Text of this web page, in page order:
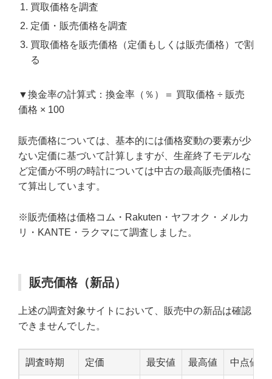
買取価格を調査
定価・販売価格を調査
買取価格を販売価格（定価もしくは販売価格）で割
る
▼換金率の計算式：換金率（％）＝ 買取価格 ÷ 販売
価格 × 100
販売価格については、基本的には価格変動の要素が少
ない定価に基づいて計算しますが、生産終了モデルな
ど定価が不明の時計については中古の最高販売価格に
て算出しています。
※販売価格は価格コム・Rakuten・ヤフオク・メルカ
リ・KANTE・ラクマにて調査しました。
販売価格（新品）
上述の調査対象サイトにおいて、販売中の新品は確認
できませんでした。
調査時期 定価 最安値 最高値 中点値